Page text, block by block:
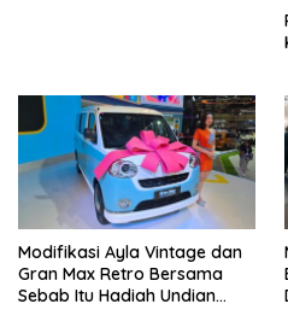
Modifikasi Ayla Vintage dan
Gran Max Retro Bersama
Sebab Itu Hadiah Undian